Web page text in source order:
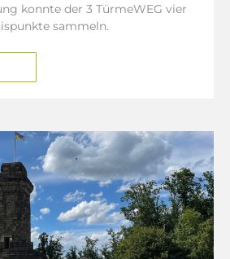
konnte der 3 TürmeWEG vier
sammeln.